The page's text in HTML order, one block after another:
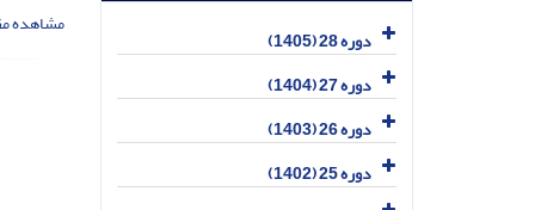
مشاهده
دوره 28 (1405)
دوره 27 (1404)
دوره 26 (1403)
دوره 25 (1402)